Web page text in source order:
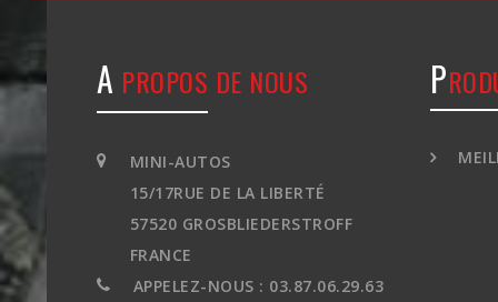
A PROPOS DE NOUS
MINI-AUTOS
15/17RUE DE LA LIBERTÉ
57520 GROSBLIEDERSTROFF
FRANCE
APPELEZ-NOUS : 03.87.06.29.63
P